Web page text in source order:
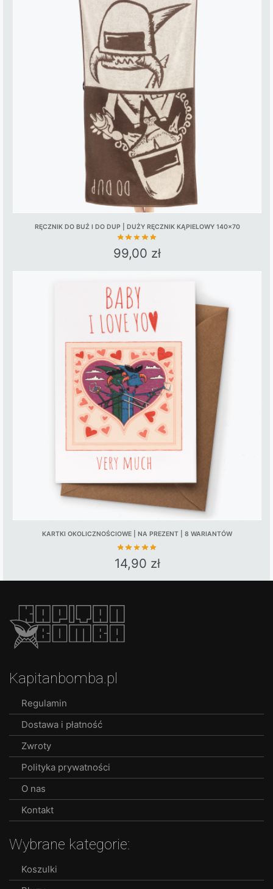
multiple
variants.
The
options
may
chosen
on
the
product
page
RĘCZNIK DO BUŹ I DO DUP | DUŻY RĘCZNIK KĄPIELOWY 140×70
99,00 zł
KARTKI OKOLICZNOŚCIOWE | NA PREZENT | 8 WARIANTÓW
14,90 zł
This
chosen
product
Kapitanbomba.pl
Regulamin
Dostawa i płatność
Zwroty
Polityka prywatności
O nas
Kontakt
Wybrane kategorie:
Koszulki